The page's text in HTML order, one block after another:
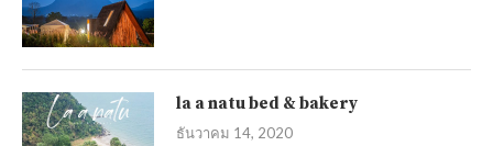
la a natu bed & bakery
ธันวาคม 14, 2020